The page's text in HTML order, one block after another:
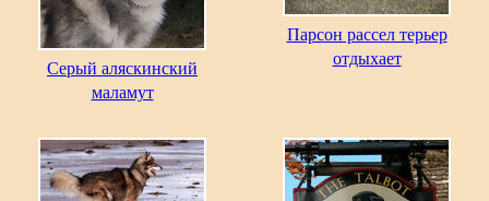
Серый аляскинский
маламут
Парсон рассел терьер
отдыхает